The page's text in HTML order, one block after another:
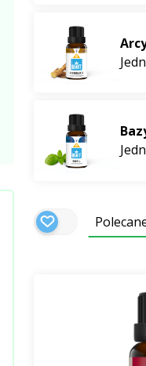
8 powodów,
Posiadamy
Szanujemy
CTEO® –
Produkujemy
Posiadamy
Obecnie
Czystość i